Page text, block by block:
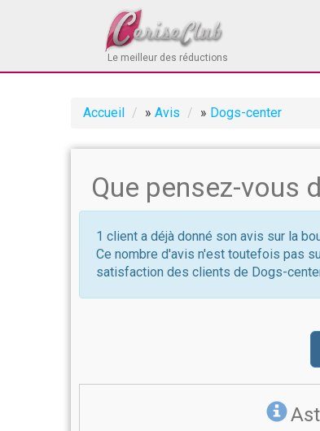
Le meilleur des réductions
Accueil » Avis » Dogs-center
Que pensez-vous
1 client a déjà donné son avis sur la
Ce nombre d'avis n'est toutefois pas
satisfaction des clients de Dogs-